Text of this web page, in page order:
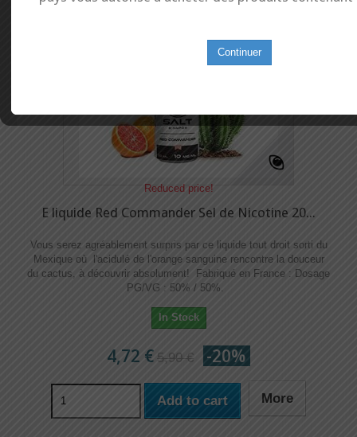
Reduced price!
E liquide Red Commander Sel de Nicotine 20...
Vous serez agréablement surpris par ce liquide tout droit sorti du
Mexique où l'acidulé de l'orange sanguine rencontre la douceur
du cactus, à découvrir absolument! Fabriqué en France : Dosage
PG/VG : 50% / 50%.
In Stock
4,72 € 5,90 € -20%
Add to cart More
Continuer